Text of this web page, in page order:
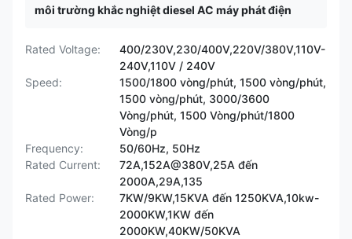
môi trường khắc nghiệt diesel AC máy phát điện
Rated Voltage:
400/230V,230/400V,220V/380V,110V-
240V,110V / 240V
Speed:
1500/1800 vòng/phút, 1500 vòng/phút,
1500 vòng/phút, 3000/3600
Vòng/phút, 1500 Vòng/phút/1800
Vòng/p
Frequency:
50/60Hz, 50Hz
Rated Current:
72A,152A@380V,25A đến
2000A,29A,135
Rated Power:
7KW/9KW,15KVA đến 1250KVA,10kw-
2000KW,1KW đến
2000KW,40KW/50KVA